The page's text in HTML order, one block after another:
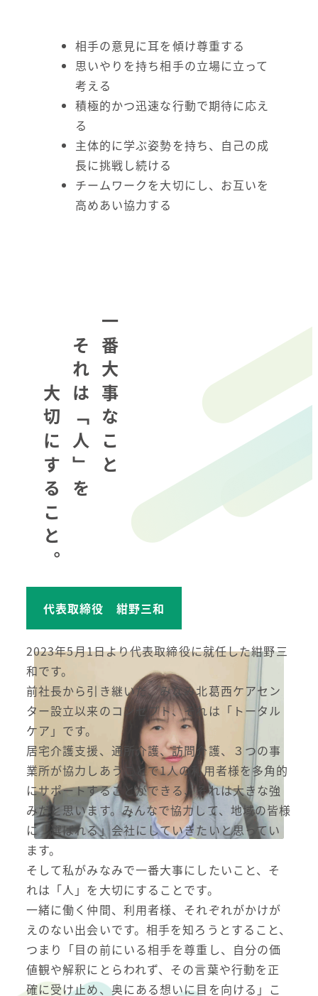
相手の意見に耳を傾け尊重する
思いやりを持ち相手の立場に立って
考える
積極的かつ迅速な行動で期待に応え
る
主体的に学ぶ姿勢を持ち、自己の成
長に挑戦し続ける
チームワークを大切にし、お互いを
高めあい協力する
一番大事なこと
それは「人」を
大切にすること。
代表取締役 紺野三和
2023年5月1日より代表取締役に就任した紺野三
和です。
前社長から引き継いだ、みなみ北葛西ケアセン
ター設立以来のコンセプト、それは「トータル
ケア」です。
居宅介護支援、通所介護、訪問介護、３つの事
業所が協力しあうことで1人の利用者様を多角的
にサポートすることができる、それは大きな強
みだと思います。みんなで協力して、地域の皆様
に「選ばれる」会社にしていきたいと思ってい
ます。
そして私がみなみで一番大事にしたいこと、そ
れは「人」を大切にすることです。
一緒に働く仲間、利用者様、それぞれがかけが
えのない出会いです。相手を知ろうとすること、
つまり「目の前にいる相手を尊重し、自分の価
値観や解釈にとらわれず、その言葉や行動を正
確に受け止め、奥にある想いに目を向ける」こ